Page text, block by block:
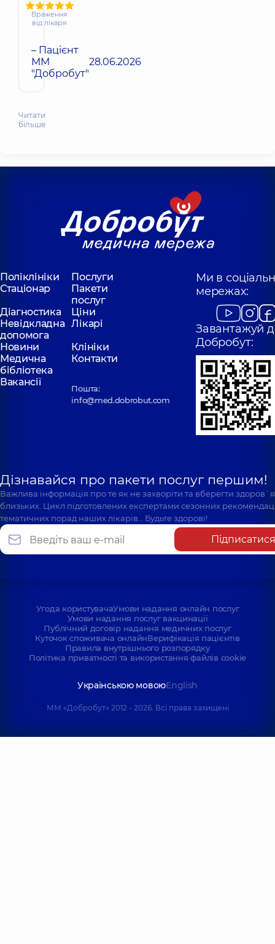
Враження
від лікаря
– Пацієнт
ММ
"Добробут"
28.06.2026
Читати
більше
Поліклініки
Послуги
Стаціонар
Пакети
послуг
Діагностика
Ціни
Невідкладна
допомога
Лікарі
Новини
Клініки
Медична
бібліотека
Контакти
Вакансії
Пошта:
info@med.dobrobut.com
Ми в
мережах:
Завантажуй
Добробут:
Дізнавайся про пакети послуг першим!
Важлива інформація про те як не захворіти та вберегти
близьких. Цикл підготовлених експертами сезонних
тематичних порад наших лікарів… Будьте здорові!
Підписатися
Угода користувачаУмови надання онлайн послуг
Умови надання послуг вакцинації
Публічний договір надання медичних послуг
Куточок споживача онлайнВерифікація пацієнтів
Правила внутрішнього розпорядку
Політика приватності та використання файлів cookie
Українською мовоюEnglish
ММ «Добробут» 2012 - 2026. Всі права захищені